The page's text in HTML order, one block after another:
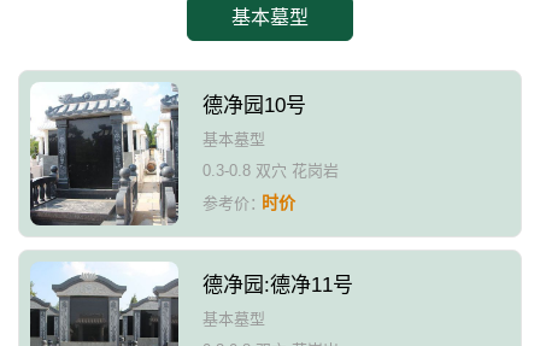
基本墓型
德净园10号
基本墓型
0.3-0.8 双穴 花岗岩
参考价：时价
德净园:德净11号
基本墓型